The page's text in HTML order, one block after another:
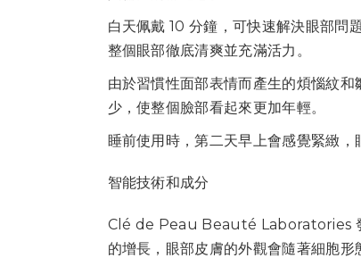
白天佩戴 10 分鐘，可快速解決眼部問
整個眼部徹底清爽並充滿活力。
由於習慣性面部表情而產生的煩惱紋和
少，使整個臉部看起來更加年輕。
睡前使用時，第二天早上會感覺緊緻，
智能技術和成分
Clé de Peau Beauté Laboratories
的增長，眼部皮膚的外觀會隨著細胞形